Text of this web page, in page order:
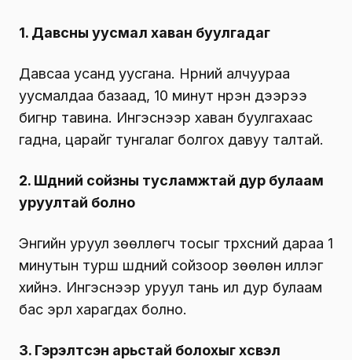
1. Давсны уусмал хаван буулгадаг
Давсаа усанд уусгана. Нүүрний алчуураа
уусмалдаа базаад, 10 минут нүүрэн дээрээ
бигнүүр тавина. Ингэснээр хаван буулгахаас
гадна, царайг тунгалаг болгох давуу талтай.
2. Шүдний сойзны тусламжтай дур булаам
уруултай болно
Энгийн уруул зөөллөгч тосыг түрхсний дараа 1
минутын турш шүдний сойзоор зөөлөн иллэг
хийнэ. Ингэснээр уруул тань илүү дур булаам
бас эрүүл харагдах болно.
3. Гэрэлтсэн арьстай болохыг хүсвэл